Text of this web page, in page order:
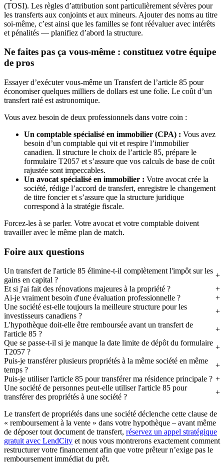
(TOSI). Les règles d’attribution sont particulièrement sévères pour
les transferts aux conjoints et aux mineurs. Ajouter des noms au titre
soi-même, c’est ainsi que les familles se font réévaluer avec intérêts
et pénalités — planifiez d’abord la structure.
Ne faites pas ça vous-même : constituez votre équipe
de pros
Essayer d’exécuter vous-même un Transfert de l’article 85 pour
économiser quelques milliers de dollars est une folie. Le coût d’un
transfert raté est astronomique.
Vous avez besoin de deux professionnels dans votre coin :
Un comptable spécialisé en immobilier (CPA) : Vous avez
besoin d’un comptable qui vit et respire l’immobilier
canadien. Il structure le choix de l’article 85, prépare le
formulaire T2057 et s’assure que vos calculs de base de coût
rajustée sont impeccables.
Un avocat spécialisé en immobilier : Votre avocat crée la
société, rédige l’accord de transfert, enregistre le changement
de titre foncier et s’assure que la structure juridique
correspond à la stratégie fiscale.
Forcez-les à se parler. Votre avocat et votre comptable doivent
travailler avec le même plan de match.
Foire aux questions
Un transfert de l'article 85 élimine-t-il complètement l'impôt sur les
gains en capital ?
Et si j'ai fait des rénovations majeures à la propriété ?
Ai-je vraiment besoin d'une évaluation professionnelle ?
Une société est-elle toujours la meilleure structure pour les
investisseurs canadiens ?
L'hypothèque doit-elle être remboursée avant un transfert de
l'article 85 ?
Que se passe-t-il si je manque la date limite de dépôt du formulaire
T2057 ?
Puis-je transférer plusieurs propriétés à la même société en même
temps ?
Puis-je utiliser l'article 85 pour transférer ma résidence principale ?
Une société de personnes peut-elle utiliser l'article 85 pour
transférer des propriétés à une société ?
Le transfert de propriétés dans une société déclenche cette clause de
« remboursement à la vente » dans votre hypothèque – avant même
de déposer tout document de transfert, réservez un appel stratégique
gratuit avec LendCity et nous vous montrerons exactement comment
restructurer votre financement afin que votre prêteur n’exige pas le
remboursement immédiat du prêt.